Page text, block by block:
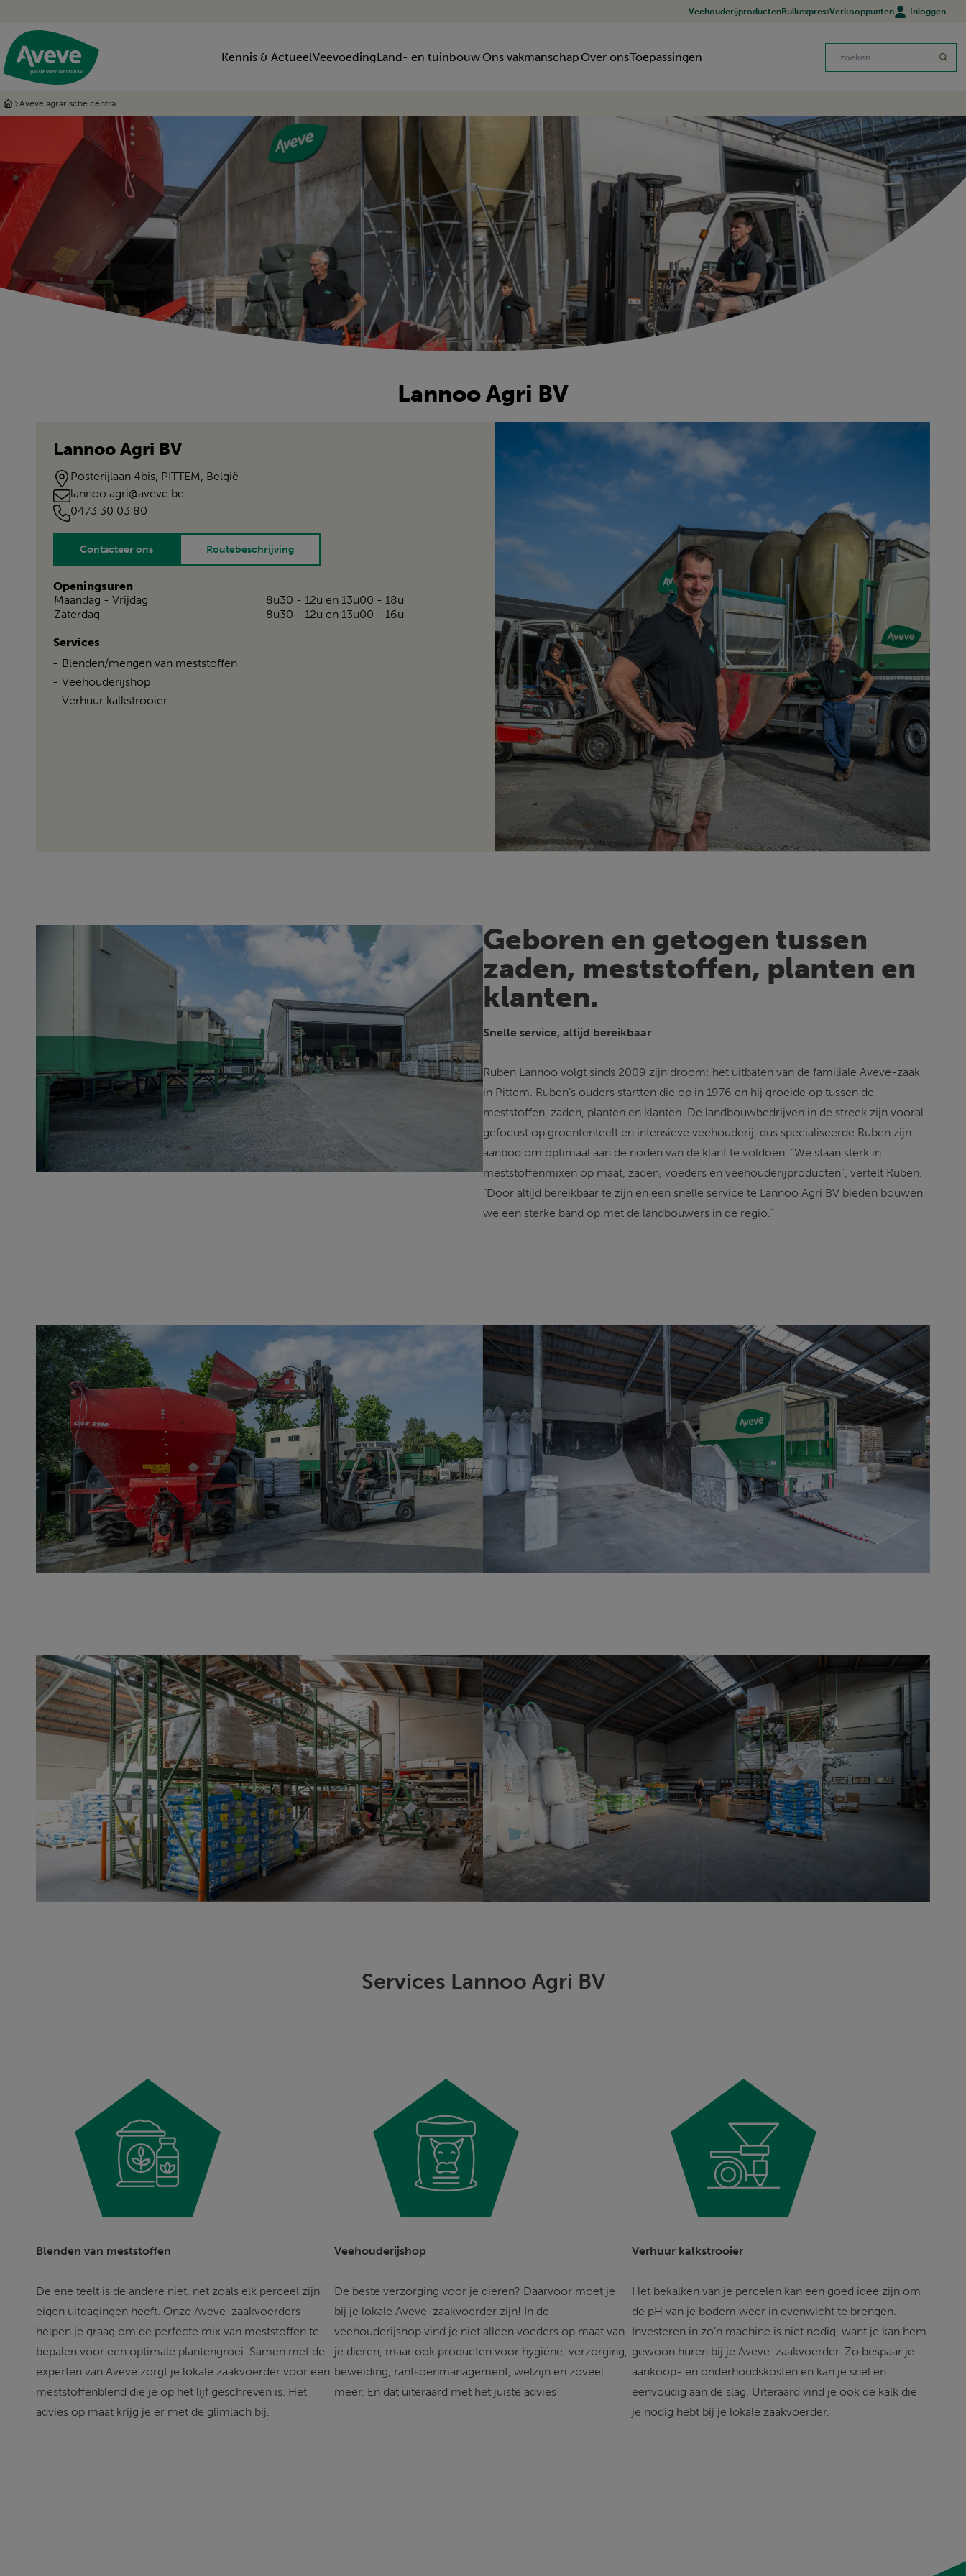
VeehouderijproductenBulkexpressVerkooppunten Inloggen
Kennis & ActueelVeevoedingLand- en tuinbouwOns vakmanschapOver onsToepassingen
Aveve agrarische centra
Lannoo Agri BV
Lannoo Agri BV
Posterijlaan 4bis, PITTEM, België
lannoo.agri@aveve.be
0473 30 03 80
Contacteer ons Routebeschrijving
Openingsuren
Maandag - Vrijdag
8u30 - 12u en 13u00 - 18u
Zaterdag
8u30 - 12u en 13u00 - 16u
Services
Blenden/mengen van meststoffen
Veehouderijshop
Verhuur kalkstrooier
Geboren en getogen tussen
zaden, meststoffen, planten en
klanten.
Snelle service, altijd bereikbaar
Ruben Lannoo volgt sinds 2009 zijn droom: het uitbaten van de familiale Aveve-zaak
in Pittem. Ruben’s ouders startten die op in 1976 en hij groeide op tussen de
meststoffen, zaden, planten en klanten. De landbouwbedrijven in de streek zijn vooral
gefocust op groententeelt en intensieve veehouderij, dus specialiseerde Ruben zijn
aanbod om optimaal aan de noden van de klant te voldoen. “We staan sterk in
meststoffenmixen op maat, zaden, voeders en veehouderijproducten”, vertelt Ruben.
“Door altijd bereikbaar te zijn en een snelle service te Lannoo Agri BV bieden bouwen
we een sterke band op met de landbouwers in de regio.”
Services Lannoo Agri BV
Blenden van meststoffen
De ene teelt is de andere niet, net zoals elk perceel zijn
eigen uitdagingen heeft. Onze Aveve-zaakvoerders
helpen je graag om de perfecte mix van meststoffen te
bepalen voor een optimale plantengroei. Samen met de
experten van Aveve zorgt je lokale zaakvoerder voor een
meststoffenblend die je op het lijf geschreven is. Het
advies op maat krijg je er met de glimlach bij.
Veehouderijshop
De beste verzorging voor je dieren? Daarvoor moet je
bij je lokale Aveve-zaakvoerder zijn! In de
veehouderijshop vind je niet alleen voeders op maat van
je dieren, maar ook producten voor hygiëne, verzorging,
beweiding, rantsoenmanagement, welzijn en zoveel
meer. En dat uiteraard met het juiste advies!
Verhuur kalkstrooier
Het bekalken van je percelen kan een goed idee zijn om
de pH van je bodem weer in evenwicht te brengen.
Investeren in zo’n machine is niet nodig, want je kan hem
gewoon huren bij je Aveve-zaakvoerder. Zo bespaar je
aankoop- en onderhoudskosten en kan je snel en
eenvoudig aan de slag. Uiteraard vind je ook de kalk die
je nodig hebt bij je lokale zaakvoerder.